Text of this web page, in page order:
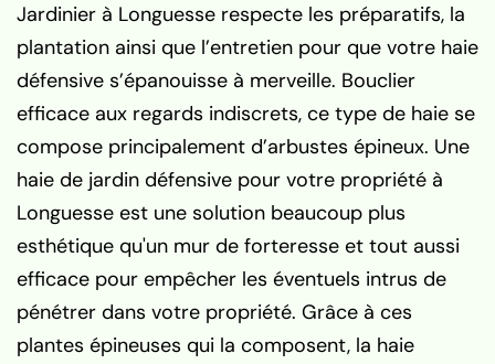
Jardinier à Longuesse respecte les préparatifs, la
plantation ainsi que l’entretien pour que votre haie
défensive s’épanouisse à merveille. Bouclier
efficace aux regards indiscrets, ce type de haie se
compose principalement d’arbustes épineux. Une
haie de jardin défensive pour votre propriété à
Longuesse est une solution beaucoup plus
esthétique qu'un mur de forteresse et tout aussi
efficace pour empêcher les éventuels intrus de
pénétrer dans votre propriété. Grâce à ces
plantes épineuses qui la composent, la haie